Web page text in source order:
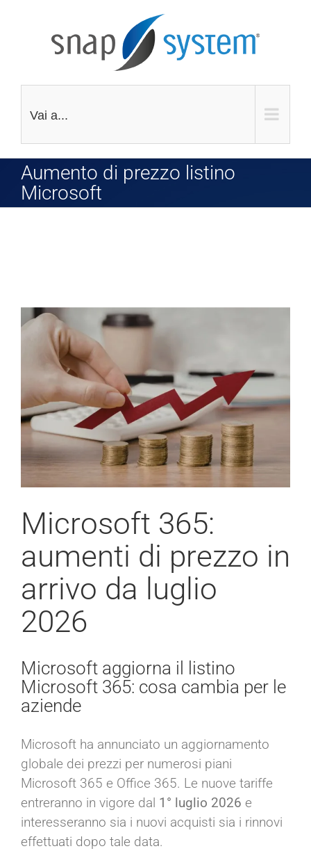
contenuto
Vai a...
Aumento di prezzo listino
Microsoft
Microsoft 365:
aumenti di prezzo in
arrivo da luglio
2026
Microsoft aggiorna il listino
Microsoft 365: cosa cambia per le
aziende
Microsoft ha annunciato un aggiornamento
globale dei prezzi per numerosi piani
Microsoft 365 e Office 365. Le nuove tariffe
entreranno in vigore dal 1° luglio 2026 e
interesseranno sia i nuovi acquisti sia i rinnovi
effettuati dopo tale data.